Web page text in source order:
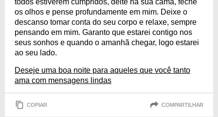
todos estiverem cumpridos, deite na sua cama, feche
os olhos e pense profundamente em mim. Deixe o
descanso tomar conta do seu corpo e relaxe, sempre
pensando em mim. Garanto que estarei contigo nos
seus sonhos e quando o amanhã chegar, logo estarei
ao seu lado.
Deseje uma boa noite para aqueles que você tanto
ama com mensagens lindas
COPIAR COMPARTILHAR